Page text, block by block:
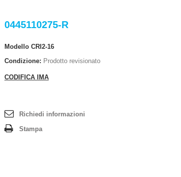
0445110275-R
Modello CRI2-16
Condizione: Prodotto revisionato
CODIFICA IMA
Richiedi informazioni
Stampa